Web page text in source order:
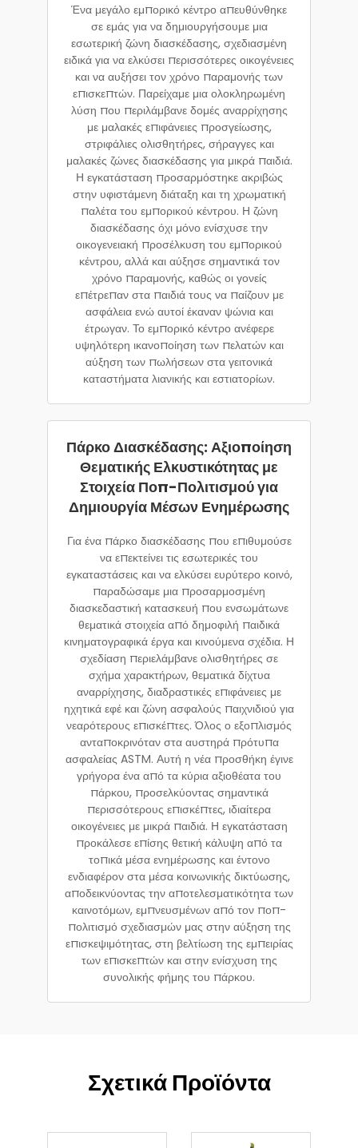
Ένα μεγάλο εμπορικό κέντρο απευθύνθηκε
σε εμάς για να δημιουργήσουμε μια
εσωτερική ζώνη διασκέδασης, σχεδιασμένη
ειδικά για να ελκύσει περισσότερες οικογένειες
και να αυξήσει τον χρόνο παραμονής των
επισκεπτών. Παρείχαμε μια ολοκληρωμένη
λύση που περιλάμβανε δομές αναρρίχησης
με μαλακές επιφάνειες προσγείωσης,
στριφάλιες ολισθητήρες, σήραγγες και
μαλακές ζώνες διασκέδασης για μικρά παιδιά.
Η εγκατάσταση προσαρμόστηκε ακριβώς
στην υφιστάμενη διάταξη και τη χρωματική
παλέτα του εμπορικού κέντρου. Η ζώνη
διασκέδασης όχι μόνο ενίσχυσε την
οικογενειακή προσέλκυση του εμπορικού
κέντρου, αλλά και αύξησε σημαντικά τον
χρόνο παραμονής, καθώς οι γονείς
επέτρεπαν στα παιδιά τους να παίζουν με
ασφάλεια ενώ αυτοί έκαναν ψώνια και
έτρωγαν. Το εμπορικό κέντρο ανέφερε
υψηλότερη ικανοποίηση των πελατών και
αύξηση των πωλήσεων στα γειτονικά
καταστήματα λιανικής και εστιατορίων.
Πάρκο Διασκέδασης: Αξιοποίηση
Θεματικής Ελκυστικότητας με
Στοιχεία Ποπ-Πολιτισμού για
Δημιουργία Μέσων Ενημέρωσης
Για ένα πάρκο διασκέδασης που επιθυμούσε
να επεκτείνει τις εσωτερικές του
εγκαταστάσεις και να ελκύσει ευρύτερο κοινό,
παραδώσαμε μια προσαρμοσμένη
διασκεδαστική κατασκευή που ενσωμάτωνε
θεματικά στοιχεία από δημοφιλή παιδικά
κινηματογραφικά έργα και κινούμενα σχέδια. Η
σχεδίαση περιελάμβανε ολισθητήρες σε
σχήμα χαρακτήρων, θεματικά δίχτυα
αναρρίχησης, διαδραστικές επιφάνειες με
ηχητικά εφέ και ζώνη ασφαλούς παιχνιδιού για
νεαρότερους επισκέπτες. Όλος ο εξοπλισμός
ανταποκρινόταν στα αυστηρά πρότυπα
ασφαλείας ASTM. Αυτή η νέα προσθήκη έγινε
γρήγορα ένα από τα κύρια αξιοθέατα του
πάρκου, προσελκύοντας σημαντικά
περισσότερους επισκέπτες, ιδιαίτερα
οικογένειες με μικρά παιδιά. Η εγκατάσταση
προκάλεσε επίσης θετική κάλυψη από τα
τοπικά μέσα ενημέρωσης και έντονο
ενδιαφέρον στα μέσα κοινωνικής δικτύωσης,
αποδεικνύοντας την αποτελεσματικότητα των
καινοτόμων, εμπνευσμένων από τον ποπ-
πολιτισμό σχεδιασμών μας στην αύξηση της
επισκεψιμότητας, στη βελτίωση της εμπειρίας
των επισκεπτών και στην ενίσχυση της
συνολικής φήμης του πάρκου.
Σχετικά Προϊόντα